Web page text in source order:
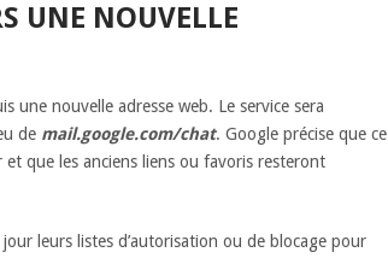
UNE NOUVELLE
une nouvelle adresse web. Le service sera
de mail.google.com/chat. Google précise que ce
et que les anciens liens ou favoris resteront
leurs listes d’autorisation ou de blocage pour